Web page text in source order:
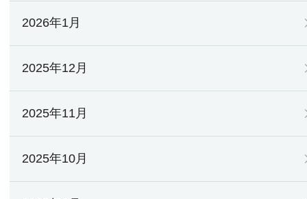
2026年1月
2025年12月
2025年11月
2025年10月